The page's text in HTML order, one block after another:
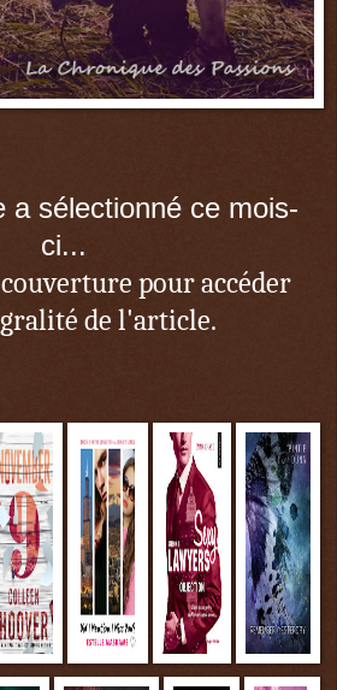
a sélectionné ce mois-
ci...
pour accéder
de l'article.